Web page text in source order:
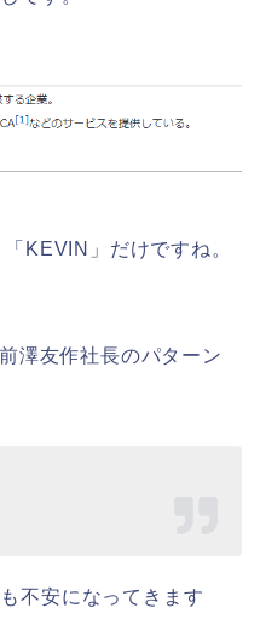
KEVIN」だけですね。
澤友作社長のパターン
不安になってきます